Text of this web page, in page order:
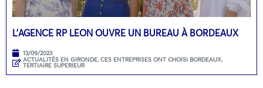
L’AGENCE RP LEON OUVRE UN BUREAU À BORDEAUX
13/09/2023
ACTUALITÉS EN GIRONDE, CES ENTREPRISES ONT CHOISI BORDEAUX,
TERTIAIRE SUPERIEUR